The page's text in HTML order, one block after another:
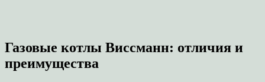
Газовые котлы Виссманн: отличия и
преимущества